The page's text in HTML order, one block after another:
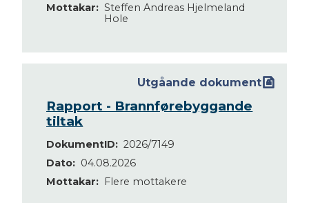
Mottakar
Steffen Andreas Hjelmeland
Hole
Utgåande dokument
Rapport - Brannførebyggande
tiltak
DokumentID
2026/7149
Dato
04.08.2026
Mottakar
Flere mottakere